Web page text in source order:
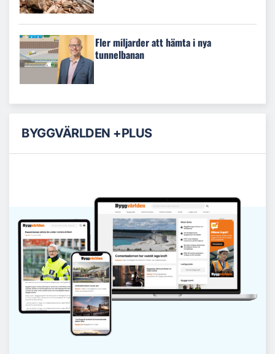
Fler miljarder att hämta i nya
tunnelbanan
BYGGVÄRLDEN +PLUS